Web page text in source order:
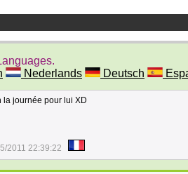
Nederlands Deutsch
la journée pour lui XD
2011 22:39:22